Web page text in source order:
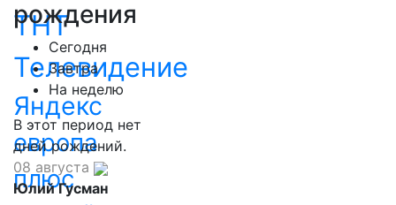
ТНТ
Телевидение
Яндекс
европа
плюс
рождения
Сегодня
Завтра
На неделю
В этот период нет
дней рождений.
08 августа
Юлий Гусман